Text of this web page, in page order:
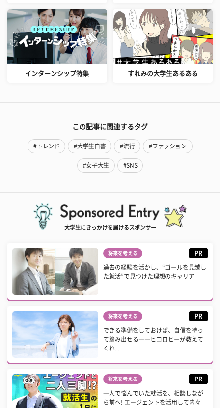
インターンシップ特集 すれみの大学生あるある
この記事に関連するタグ
#トレンド #大学生白書 #流行 #ファッション
#女子大生 #SNS
大学生にきっかけを届けるスポンサー
将来を考える PR
過去の経験を活かし、“ゴールを見越し
た就活”で見つけた理想のキャリア
将来を考える PR
できる準備をしておけば、自信を持っ
て踏み出せる――ヒコロヒーが教えて
くれ...
将来を考える PR
一人で悩んでいた就活を、相談しなが
ら前へ! エージェントを活用して内々